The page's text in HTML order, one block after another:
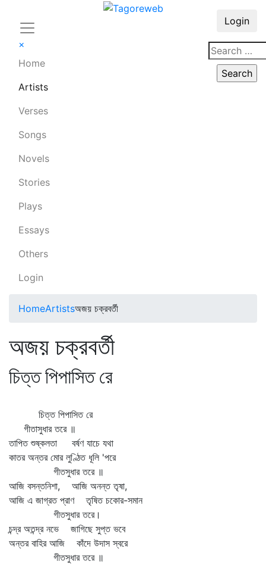
×
Home
Artists
Verses
Songs
Novels
Stories
Plays
Essays
Others
Login
Login
HomeArtistsঅজয় চক্রবর্তী
অজয় চক্রবর্তী
চিত্ত পিপাসিত রে
চিত্ত পিপাসিত রে
গীতাসুধার তরে ॥
তাপিত শুষ্কলতা বর্ষণ যাচে যথা
কাতর অন্তর মোর লুণ্ঠিত ধূলি 'পরে
গীতসুধার তরে ॥
আজি বসন্তনিশা, আজি অনন্ত তৃষা,
আজি এ জাগ্রত প্রাণ তৃষিত চকোর-সমান
গীতসুধার তরে।
চন্দ্র অতন্দ্র নভে জাগিছে সুপ্ত ভবে
অন্তর বাহির আজি কাঁদে উদাস স্বরে
গীতসুধার তরে ॥